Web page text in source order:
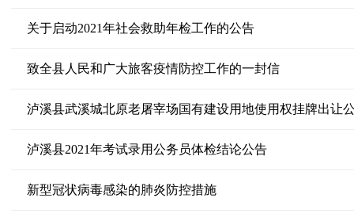
关于启动2021年社会救助年检工作的公告
致全县人民和广大旅客疫情防控工作的一封信
泸溪县武溪城北原老屠宰场国有建设用地使用权挂牌出让
泸溪县2021年考试录用公务员体检结论公告
新型冠状病毒感染的肺炎防控措施